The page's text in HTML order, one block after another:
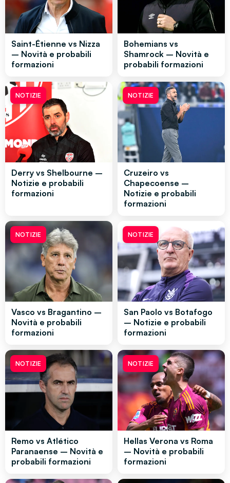
Saint-Étienne vs Nizza
– Novità e probabili
formazioni
Bohemians vs
Shamrock – Novità e
probabili formazioni
NOTIZIE
Derry vs Shelbourne –
Notizie e probabili
formazioni
NOTIZIE
Cruzeiro vs
Chapecoense –
Notizie e probabili
formazioni
NOTIZIE
Vasco vs Bragantino –
Novità e probabili
formazioni
NOTIZIE
San Paolo vs Botafogo
– Notizie e probabili
formazioni
NOTIZIE
Remo vs Atlético
Paranaense – Novità e
probabili formazioni
NOTIZIE
Hellas Verona vs Roma
– Novità e probabili
formazioni